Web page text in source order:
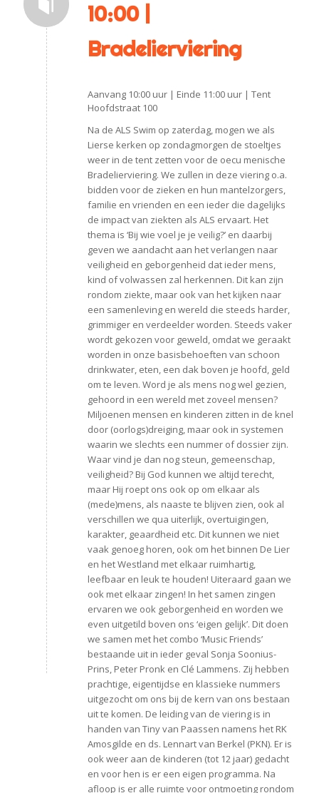
10:00 |
Bradelierviering
Aanvang 10:00 uur | Einde 11:00 uur | Tent
Hoofdstraat 100
Na de ALS Swim op zaterdag, mogen we als
Lierse kerken op zondagmorgen de stoeltjes
weer in de tent zetten voor de oecu menische
Bradelierviering. We zullen in deze viering o.a.
bidden voor de zieken en hun mantelzorgers,
familie en vrienden en een ieder die dagelijks
de impact van ziekten als ALS ervaart. Het
thema is ‘Bij wie voel je je veilig?’ en daarbij
geven we aandacht aan het verlangen naar
veiligheid en geborgenheid dat ieder mens,
kind of volwassen zal herkennen. Dit kan zijn
rondom ziekte, maar ook van het kijken naar
een samenleving en wereld die steeds harder,
grimmiger en verdeelder worden. Steeds vaker
wordt gekozen voor geweld, omdat we geraakt
worden in onze basisbehoeften van schoon
drinkwater, eten, een dak boven je hoofd, geld
om te leven. Word je als mens nog wel gezien,
gehoord in een wereld met zoveel mensen?
Miljoenen mensen en kinderen zitten in de knel
door (oorlogs)dreiging, maar ook in systemen
waarin we slechts een nummer of dossier zijn.
Waar vind je dan nog steun, gemeenschap,
veiligheid? Bij God kunnen we altijd terecht,
maar Hij roept ons ook op om elkaar als
(mede)mens, als naaste te blijven zien, ook al
verschillen we qua uiterlijk, overtuigingen,
karakter, geaardheid etc. Dit kunnen we niet
vaak genoeg horen, ook om het binnen De Lier
en het Westland met elkaar ruimhartig,
leefbaar en leuk te houden! Uiteraard gaan we
ook met elkaar zingen! In het samen zingen
ervaren we ook geborgenheid en worden we
even uitgetild boven ons ‘eigen gelijk’. Dit doen
we samen met het combo ‘Music Friends’
bestaande uit in ieder geval Sonja Soonius-
Prins, Peter Pronk en Clé Lammens. Zij hebben
prachtige, eigentijdse en klassieke nummers
uitgezocht om ons bij de kern van ons bestaan
uit te komen. De leiding van de viering is in
handen van Tiny van Paassen namens het RK
Amosgilde en ds. Lennart van Berkel (PKN). Er is
ook weer aan de kinderen (tot 12 jaar) gedacht
en voor hen is er een eigen programma. Na
afloop is er alle ruimte voor ontmoeting rondom